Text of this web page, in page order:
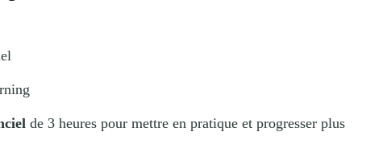
de 3 heures pour mettre en pratique et progresser plus